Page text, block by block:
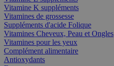
Vitamine K suppléments
Vitamines de grossesse
Suppléments d'acide Folique
Vitamines Cheveux, Peau et Ongles
Vitamines pour les yeux
Complément alimentaire
Antioxydants